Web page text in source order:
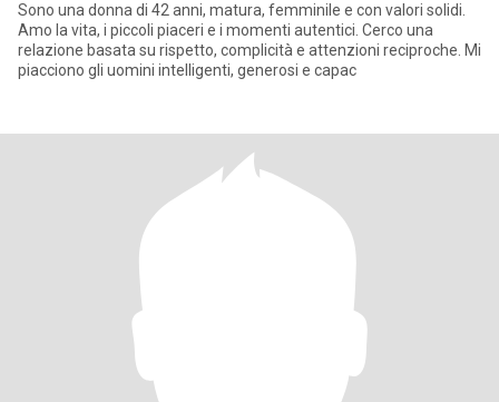
Sono una donna di 42 anni, matura, femminile e con valori solidi.
Amo la vita, i piccoli piaceri e i momenti autentici. Cerco una
relazione basata su rispetto, complicità e attenzioni reciproche. Mi
piacciono gli uomini intelligenti, generosi e capac